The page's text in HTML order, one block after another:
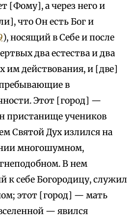
[Фому], а через него и
что Он есть Бог и
), носящий в Себе и после
два естества и два
им действования, и [две]
в
Этот [город] —
пристанище учеников
Святой Дух излился на
многошумном,
В нем
к себе Богородицу, служил
этот [город] — мать
— явился